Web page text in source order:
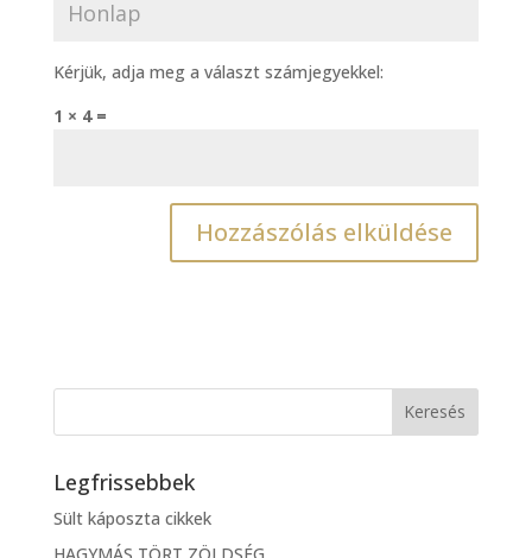
Kérjük, adja meg a választ számjegyekkel:
1 × 4 =
Legfrissebbek
Sült káposzta cikkek
HAGYMÁS TÖRT ZÖLDSÉG